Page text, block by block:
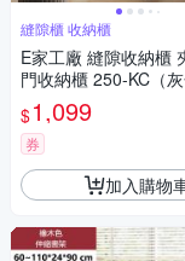
縫隙櫃 收納櫃
E家工廠 縫隙收納櫃
門收納櫃 250-KC（灰
$1,099
券
加入購物